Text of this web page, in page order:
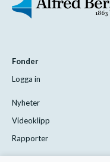
Fonder
Logga in
Nyheter
Videoklipp
Rapporter